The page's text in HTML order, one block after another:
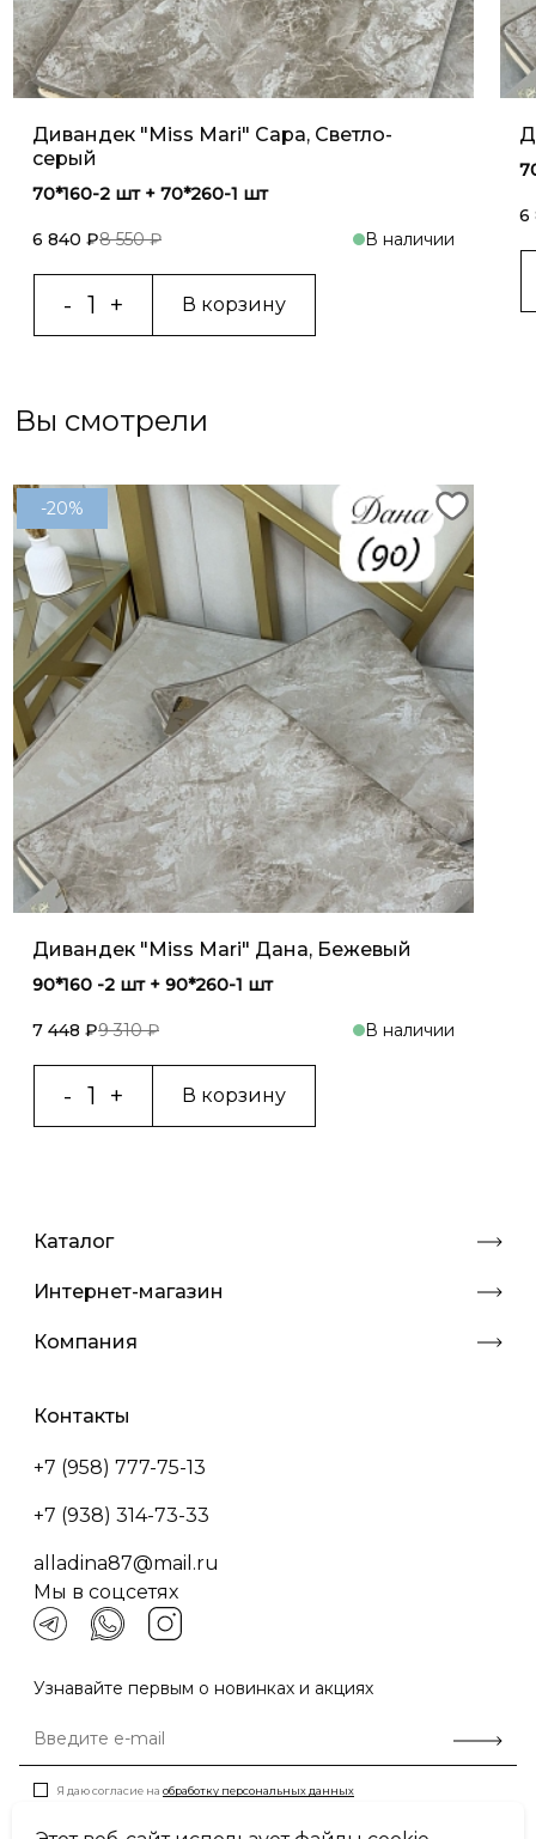
Дивандек "Miss Mari" Сара, Светло-
серый
70*160-2 шт + 70*260-1 шт
6 840 ₽8 550 ₽ В наличии
В корзину
6
Вы смотрели
-20%
Дивандек "Miss Mari" Дана, Бежевый
90*160 -2 шт + 90*260-1 шт
7 448 ₽9 310 ₽ В наличии
В корзину
Каталог
Интернет-магазин
Компания
Контакты
+7 (958) 777-75-13
+7 (938) 314-73-33
alladina87@mail.ru
Мы в соцсетях
Узнавайте первым о новинках и акциях
Я даю согласие на обработку персональных данных